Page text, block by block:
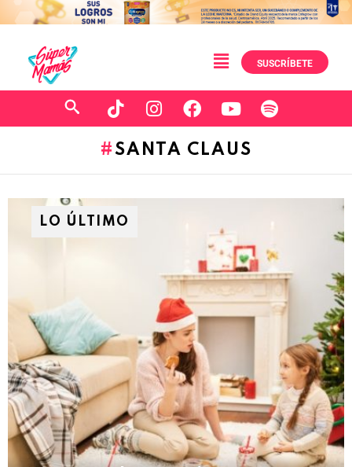
SUSCRÍBETE
SANTA CLAUS
LO ÚLTIMO